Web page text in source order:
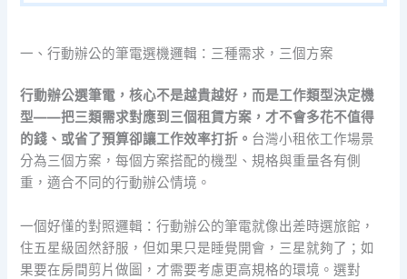
一、行動辦公的筆電選機邏輯：三種需求，三個方案
行動辦公選筆電，核心不是越貴越好，而是工作類型決定機
型——把三類需求對應到三個租賃方案，才不會多花不值得
的錢、或省了預算卻讓工作效率打折。 台灣小租依工作場景
分為三個方案，每個方案搭配的機型、規格與重量各有側
重，適合不同的行動辦公情境。
一個好懂的對照邏輯：行動辦公的筆電就像出差時選旅館，
住五星級固然舒服，但如果只是睡覺開會，三星就夠了；如
果要在房間剪片做圖，才需要考慮更高規格的環境。選對